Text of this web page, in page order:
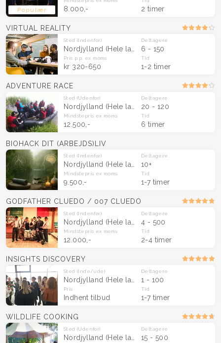
Populær 8.000,- 2 timer
VIRTUAL REALITY
Sted (Indenfor)
Nordjylland (Hele landet)
Deltagere
6 - 150
Pris p.p. ex moms
kr 320-650
Tid
1-2 timer
ADVENTURE RACE
Sted (Udenfor)
Nordjylland (Hele landet)
Deltagere
20 - 120
Mindstepris ex moms
12.500,-
Tid
6 timer
BIOHACK DIT (ARBEJDS)LIV
Sted (Indenfor)
Nordjylland (Hele landet)
Deltagere
10+
Mindstepris ex moms
9.500,-
Tid
1-7 timer
GODFATHER CLUEDO / 007 CLUEDO
Sted (Indenfor)
Nordjylland (Hele landet)
Deltagere
4 - 500
Mindstepris ex moms
12.000,-
Tid
2-4 timer
INSIGHTS DISCOVERY
Sted (Inde/ude)
Nordjylland (Hele landet)
Deltagere
1 - 100
Pris
Indhent tilbud
Tid
1-7 timer
WILDLIFE COOKING
Sted (Udenfor)
Nordjylland (Hele landet)
Deltagere
15 - 500